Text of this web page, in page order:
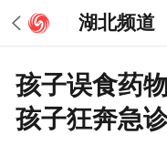
湖北频道
孩子误食药
孩子狂奔急